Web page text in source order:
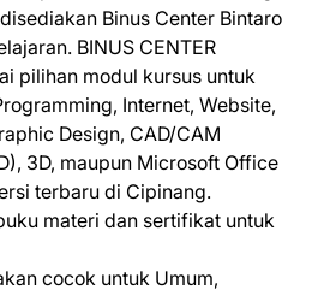
Binus Center Bintaro
BINUS CENTER
pilihan modul kursus untuk
Internet, Website,
Design, CAD/CAM
3D, maupun Microsoft Office
terbaru di Cipinang.
materi dan sertifikat untuk
cocok untuk Umum,